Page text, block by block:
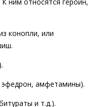
конопли, или
эфедрон, амфетамины).
и т.д.).